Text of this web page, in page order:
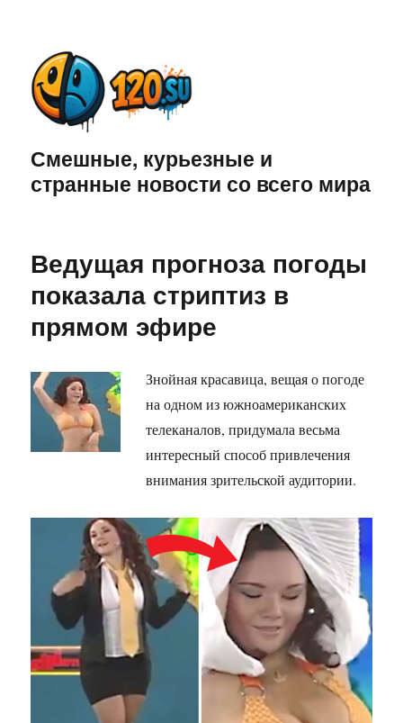
Смешные, курьезные и
странные новости со всего мира
Ведущая прогноза погоды
показала стриптиз в
прямом эфире
Знойная красавица, вещая о погоде
на одном из южноамериканских
телеканалов, придумала весьма
интересный способ привлечения
внимания зрительской аудитории.